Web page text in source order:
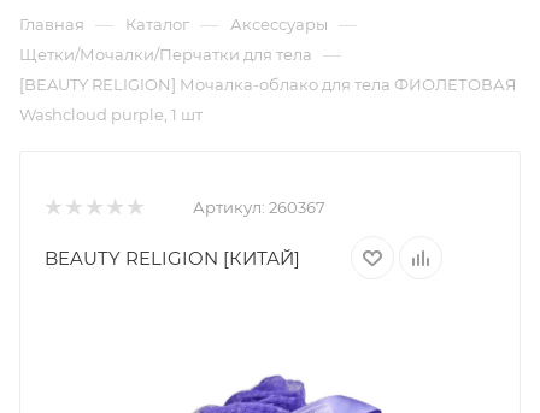
Главная — Каталог — Аксессуары —
Щетки/Мочалки/Перчатки для тела —
[BEAUTY RELIGION] Мочалка-облако для тела ФИОЛЕТОВАЯ
Washcloud purple, 1 шт
Артикул: 260367
BEAUTY RELIGION [КИТАЙ]